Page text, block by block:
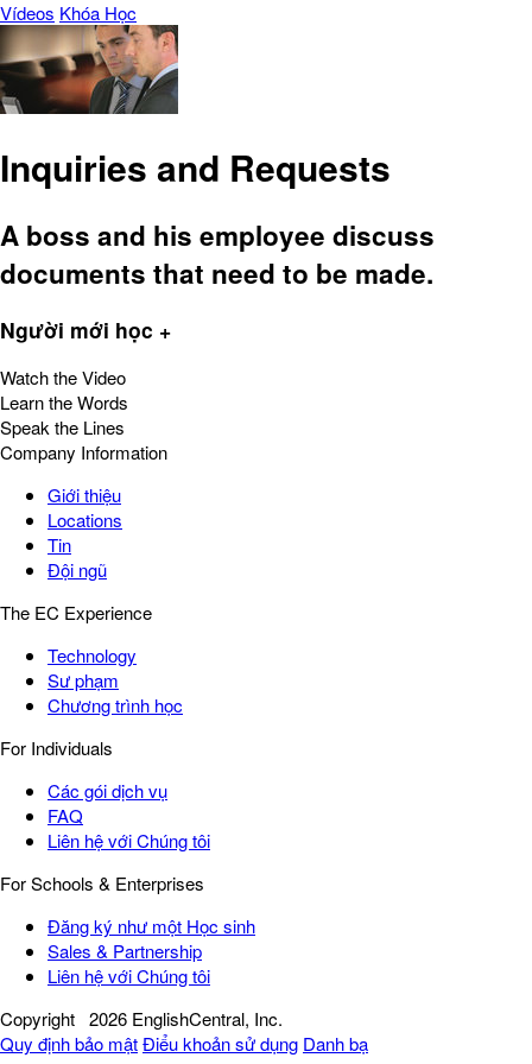
Vídeos Khóa Học
Inquiries and Requests
A boss and his employee discuss
documents that need to be made.
Người mới học +
Watch the Video
Learn the Words
Speak the Lines
Company Information
Giới thiệu
Locations
Tin
Đội ngũ
The EC Experience
Technology
Sư phạm
Chương trình học
For Individuals
Các gói dịch vụ
FAQ
Liên hệ với Chúng tôi
For Schools & Enterprises
Đăng ký như một Học sinh
Sales & Partnership
Liên hệ với Chúng tôi
Copyright 2026 EnglishCentral, Inc.
Quy định bảo mậtĐiểu khoản sử dụng Danh bạ